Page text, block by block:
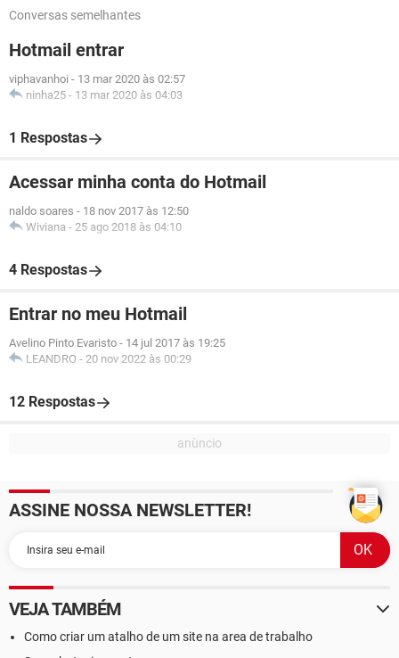
Conversas semelhantes
Hotmail entrar
viphavanhoi - 13 mar 2020 às 02:57
ninha25 - 13 mar 2020 às 04:03
1 Respostas
Acessar minha conta do Hotmail
naldo soares - 18 nov 2017 às 12:50
Wiviana - 25 ago 2018 às 04:10
4 Respostas
Entrar no meu Hotmail
Avelino Pinto Evaristo - 14 jul 2017 às 19:25
LEANDRO - 20 nov 2022 às 00:29
12 Respostas
ASSINE NOSSA NEWSLETTER!
VEJA TAMBÉM
Como criar um atalho de um site na area de trabalho